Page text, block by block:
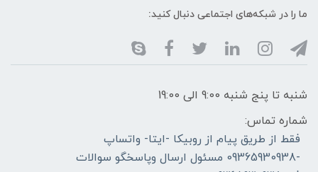
ما را در شبکه‌های اجتماعی دنبال کنید:
شنبه تا پنج شنبه 9:00 الی 19:00
شماره تماس:
فقط از طریق پیام از روبیکا -ایتا- واتساپ
-09365930938 مسئول ارسال وپاسخگو سوالات